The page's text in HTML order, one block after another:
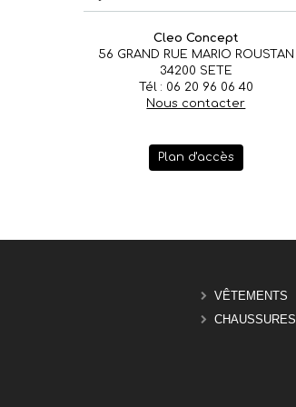
Cleo Concept
56 GRAND RUE MARIO ROUSTAN
34200 SETE
Tél : 06 20 96 06 40
Nous contacter
Plan d'accès
VÊTEMENTS
CHAUSSURES